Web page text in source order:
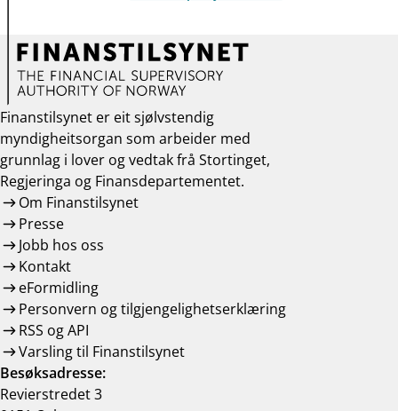
Finanstilsynet er eit sjølvstendig
myndigheitsorgan som arbeider med
grunnlag i lover og vedtak frå Stortinget,
Regjeringa og Finansdepartementet.
Om Finanstilsynet
Presse
Jobb hos oss
Kontakt
eFormidling
Personvern og tilgjengelighetserklæring
RSS og API
Varsling til Finanstilsynet
Besøksadresse:
Revierstredet 3